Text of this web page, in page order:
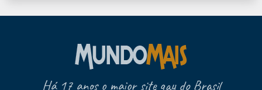
Há 17 anos o maior site gay do Brasil